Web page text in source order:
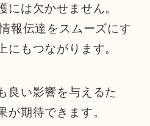
には欠かせません。
報伝達をスムーズにす
にもつながります。
良い影響を与えるた
が期待できます。